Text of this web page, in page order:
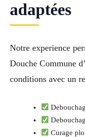
adaptées
Notre experience
Douche Commune
conditions avec un
Curage